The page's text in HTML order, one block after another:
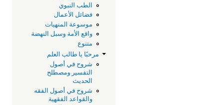
الطب النبوي
فضائل الأعمال
موسوعة المنهيات
واقع الأمة وسبل النهضة
متنوع
مرحبًا يا طالب العلم
شروح في أصول
التفسير ومصطلح
الحديث
شروح في أصول الفقه
والقواعد الفقهية